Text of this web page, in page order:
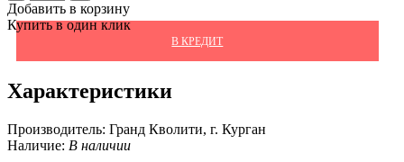
Добавить в корзину
Купить в один клик
В КРЕДИТ
Характеристики
Производитель: Гранд Кволити, г. Курган
Наличие: В наличии